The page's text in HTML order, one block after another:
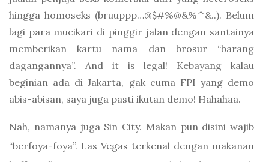
hingga homoseks (bruuppp…@$#%@&%^&..). Belum
lagi para mucikari di pinggir jalan dengan santainya
memberikan kartu nama dan brosur “barang
dagangannya”. And it is legal! Kebayang kalau
beginian ada di Jakarta, gak cuma FPI yang demo
abis-abisan, saya juga pasti ikutan demo! Hahahaa.
Nah, namanya juga Sin City. Makan pun disini wajib
“berfoya-foya”. Las Vegas terkenal dengan makanan